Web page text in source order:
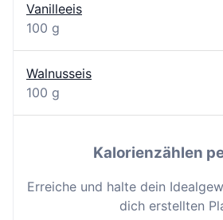
Vanilleeis
100 g
Walnusseis
100 g
Kalorienzählen
Erreiche und halte dein
dich erstellten